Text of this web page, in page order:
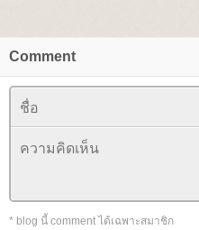
Comment
* blog นี้ comment ได้เฉพาะสมาชิก